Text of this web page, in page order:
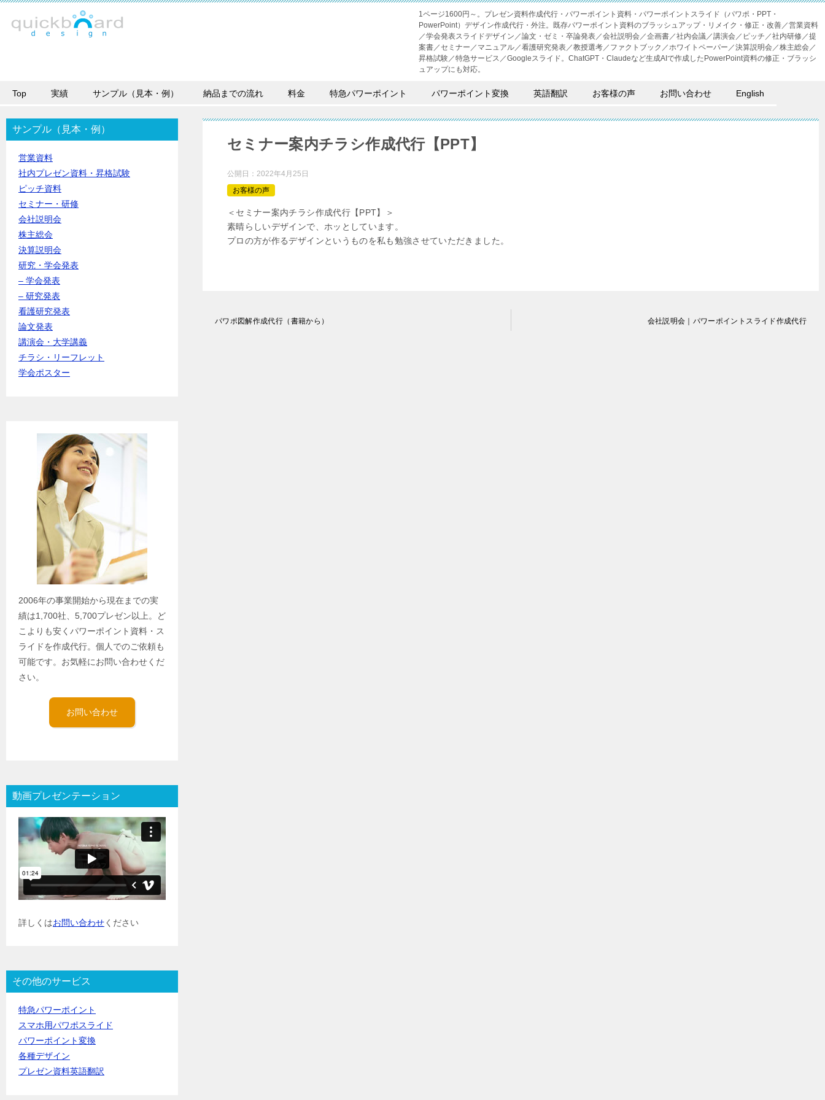
1ページ1600円～。プレゼン資料作成代行・パワーポイント資料・パワーポイントスライド（パワポ・PPT・
PowerPoint）デザイン作成代行・外注。既存パワーポイント資料のブラッシュアップ・リメイク・修正・改善／営業資料
／学会発表スライドデザイン／論文・ゼミ・卒論発表／会社説明会／企画書／社内会議／講演会／ピッチ／社内研修／提
案書／セミナー／マニュアル／看護研究発表／教授選考／ファクトブック／ホワイトペーパー／決算説明会／株主総会／
昇格試験／特急サービス／Googleスライド。ChatGPT・Claudeなど生成AIで作成したPowerPoint資料の修正・ブラッシ
ュアップにも対応。
Top 実績 サンプル（見本・例） 納品までの流れ 料金 特急パワーポイント パワーポイント変換 英語翻訳 お客様の声 お問い合わせ English
セミナー案内チラシ作成代行【PPT】
公開日： 2022年4月25日
お客様の声
＜セミナー案内チラシ作成代行【PPT】＞
素晴らしいデザインで、ホッとしています。
プロの方が作るデザインというものを私も勉強させていただきました。
パワポ図解作成代行（書籍から） 会社説明会｜パワーポイントスライド作成代行
サンプル（見本・例）
営業資料
社内プレゼン資料・昇格試験
ピッチ資料
セミナー・研修
会社説明会
株主総会
決算説明会
研究・学会発表
– 学会発表
– 研究発表
看護研究発表
論文発表
講演会・大学講義
チラシ・リーフレット
学会ポスター
2006年の事業開始から現在までの実
績は1,700社、5,700プレゼン以上。ど
こよりも安くパワーポイント資料・ス
ライドを作成代行。個人でのご依頼も
可能です。お気軽にお問い合わせくだ
さい。
お問い合わせ
動画プレゼンテーション
詳しくはお問い合わせください
その他のサービス
特急パワーポイント
スマホ用パワポスライド
パワーポイント変換
各種デザイン
プレゼン資料英語翻訳